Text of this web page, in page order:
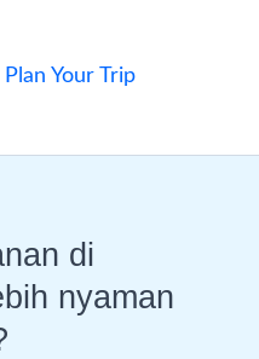
Plan Your Trip
di
nyaman